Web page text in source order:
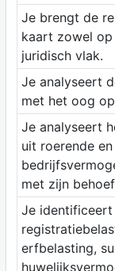
Je brengt de
kaart zowel
juridisch vlak.
Je analyseert
met het oog
Je analyseert
uit roerende
met zijn
Je identificeert
erfbelasting,